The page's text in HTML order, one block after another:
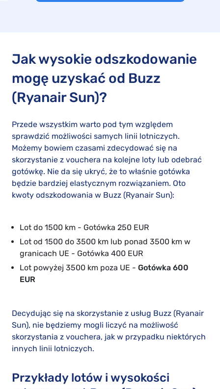
Jak wysokie odszkodowanie
mogę uzyskać od Buzz
(Ryanair Sun)?
Przede wszystkim warto pod tym względem
sprawdzić możliwości samych linii lotniczych.
Możemy bowiem czasami zdecydować się na
skorzystanie z vouchera na kolejne loty lub odebrać
gotówkę. Nie da się ukryć, że to właśnie gotówka
będzie bardziej elastycznym rozwiązaniem. Oto
kwoty odszkodowania w Buzz (Ryanair Sun):
Lot do 1500 km - Gotówka 250 EUR
Lot od 1500 do 3500 km lub ponad 3500 km w
granicach UE - Gotówka 400 EUR
Lot powyżej 3500 km poza UE - Gotówka 600
EUR
Decydując się na skorzystanie z usług Buzz (Ryanair
Sun), nie będziemy mogli liczyć na możliwość
skorzystania z vouchera, jak w przypadku niektórych
innych linii lotniczych.
Przykłady lotów i wysokości